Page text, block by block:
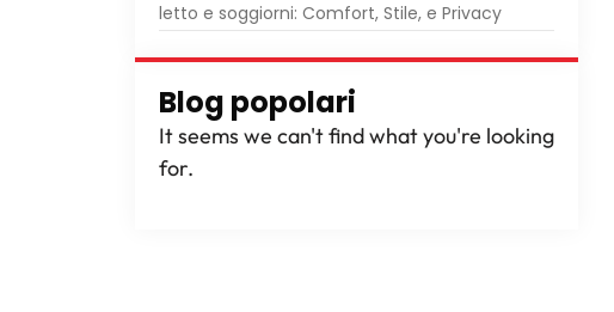
letto e soggiorni: Comfort, Stile, e Privacy
Blog popolari
It seems we can't find what you're looking
for.